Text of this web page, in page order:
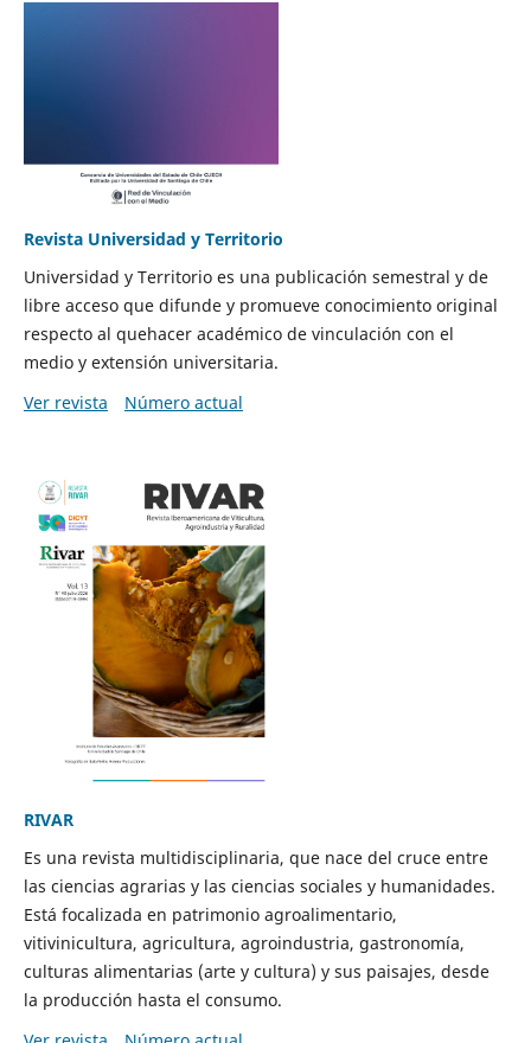
Revista Universidad y Territorio
Universidad y Territorio es una publicación semestral y de
libre acceso que difunde y promueve conocimiento original
respecto al quehacer académico de vinculación con el
medio y extensión universitaria.
Ver revista
Número actual
RIVAR
Es una revista multidisciplinaria, que nace del cruce entre
las ciencias agrarias y las ciencias sociales y humanidades.
Está focalizada en patrimonio agroalimentario,
vitivinicultura, agricultura, agroindustria, gastronomía,
culturas alimentarias (arte y cultura) y sus paisajes, desde
la producción hasta el consumo.